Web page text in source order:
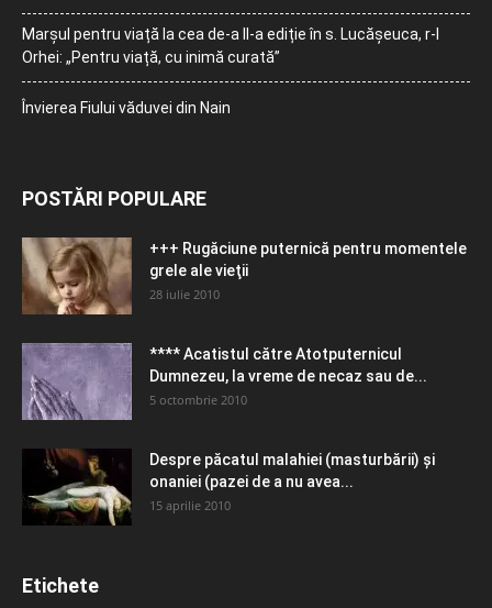
Marșul pentru viață la cea de-a II-a ediție în s. Lucășeuca, r-l
Orhei: „Pentru viață, cu inimă curată”
Învierea Fiului văduvei din Nain
POSTĂRI POPULARE
+++ Rugăciune puternică pentru momentele
grele ale vieţii
28 iulie 2010
**** Acatistul către Atotputernicul
Dumnezeu, la vreme de necaz sau de...
5 octombrie 2010
Despre păcatul malahiei (masturbării) şi
onaniei (pazei de a nu avea...
15 aprilie 2010
Etichete